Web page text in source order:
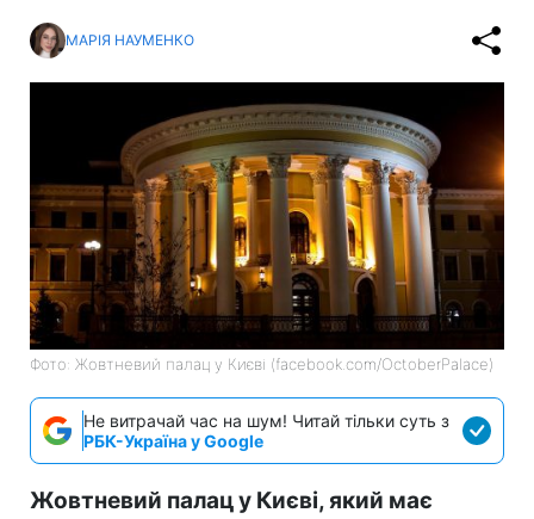
МАРІЯ НАУМЕНКО
Фото: Жовтневий палац у Києві (facebook.com/OctoberPalace)
Не витрачай час на шум! Читай тільки суть з
РБК-Україна у Google
Жовтневий палац у Києві, який має